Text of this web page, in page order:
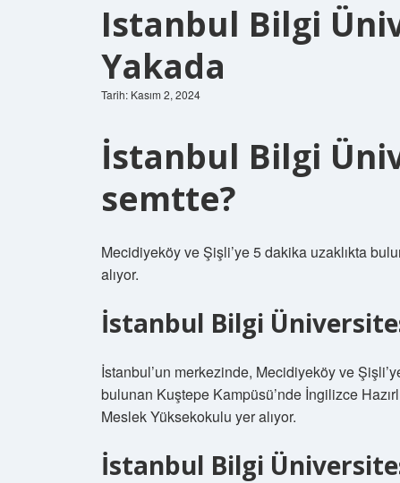
Istanbul Bilgi
Yakada
Tarih: Kasım 2, 2024
İstanbul Bilgi
semtte?
Mecidiyeköy ve Şişli’ye 5 dakika uzaklıkta
alıyor.
İstanbul Bilgi
İstanbul’un merkezinde, Mecidiyeköy ve
bulunan Kuştepe Kampüsü’nde İngilizce
Meslek Yüksekokulu yer alıyor.
İstanbul Bilgi